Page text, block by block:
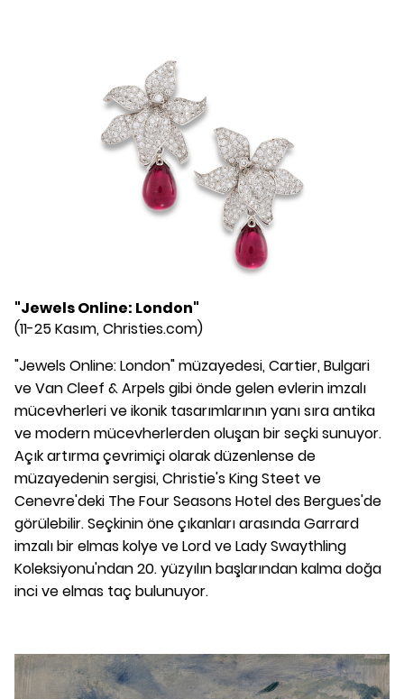
"Jewels Online: London"
(11-25 Kasım, Christies.com)
"Jewels Online: London" müzayedesi, Cartier, Bulgari
ve Van Cleef & Arpels gibi önde gelen evlerin imzalı
mücevherleri ve ikonik tasarımlarının yanı sıra antika
ve modern mücevherlerden oluşan bir seçki sunuyor.
Açık artırma çevrimiçi olarak düzenlense de
müzayedenin sergisi, Christie's King Steet ve
Cenevre'deki The Four Seasons Hotel des Bergues'de
görülebilir. Seçkinin öne çıkanları arasında Garrard
imzalı bir elmas kolye ve Lord ve Lady Swaythling
Koleksiyonu'ndan 20. yüzyılın başlarından kalma doğa
inci ve elmas taç bulunuyor.